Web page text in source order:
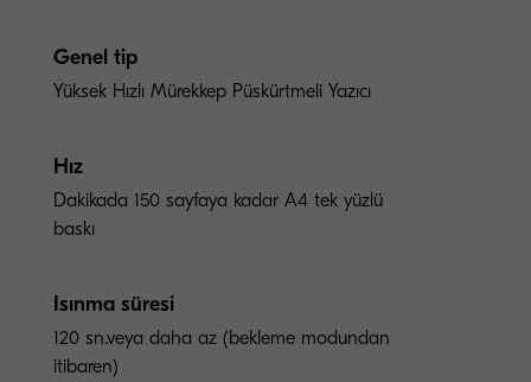
Genel tip
Yüksek Hızlı Mürekkep Püskürtmeli Yazıcı
Hız
Dakikada 150 sayfaya kadar A4 tek yüzlü
baskı
Isınma süresi
120 sn.veya daha az (bekleme modundan
itibaren)